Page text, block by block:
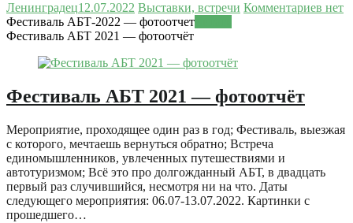
Ленинградец12.07.2022 Выставки, встречи Комментариев нет
Фестиваль АБТ-2022 — фотоотчет
Фестиваль АБТ 2021 — фотоотчёт
Фестиваль АБТ 2021 — фотоотчёт
Мероприятие, проходящее один раз в год; Фестиваль, выезжая
с которого, мечтаешь вернуться обратно; Встреча
единомышленников, увлеченных путешествиями и
автотуризмом; Всё это про долгожданный АБТ, в двадцать
первый раз случившийся, несмотря ни на что. Даты
следующего мероприятия: 06.07-13.07.2022. Картинки с
прошедшего…